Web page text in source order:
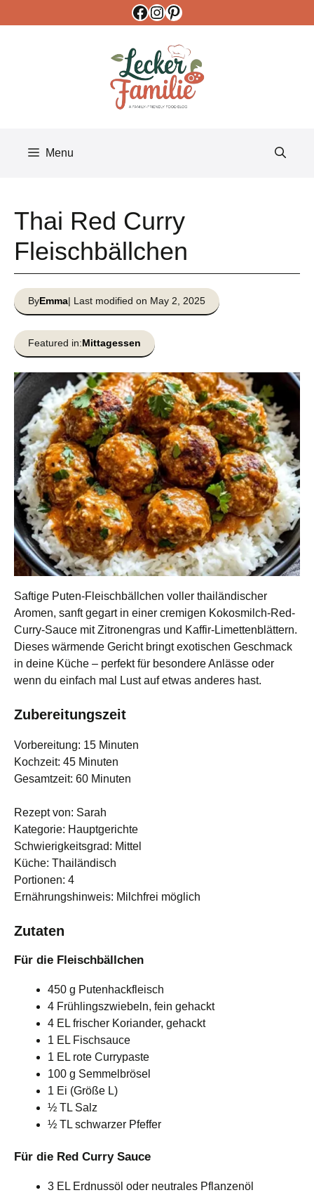
Facebook
Instagram
Pinterest
Menu
Thai Red Curry
Fleischbällchen
ByEmma| Last modified on May 2, 2025
Featured in:Mittagessen
Saftige Puten-Fleischbällchen voller thailändischer
Aromen, sanft gegart in einer cremigen Kokosmilch-Red-
Curry-Sauce mit Zitronengras und Kaffir-Limettenblättern.
Dieses wärmende Gericht bringt exotischen Geschmack
in deine Küche – perfekt für besondere Anlässe oder
wenn du einfach mal Lust auf etwas anderes hast.
Zubereitungszeit
Vorbereitung: 15 Minuten
Kochzeit: 45 Minuten
Gesamtzeit: 60 Minuten
Rezept von: Sarah
Kategorie: Hauptgerichte
Schwierigkeitsgrad: Mittel
Küche: Thailändisch
Portionen: 4
Ernährungshinweis: Milchfrei möglich
Zutaten
Für die Fleischbällchen
450 g Putenhackfleisch
4 Frühlingszwiebeln, fein gehackt
4 EL frischer Koriander, gehackt
1 EL Fischsauce
1 EL rote Currypaste
100 g Semmelbrösel
1 Ei (Größe L)
½ TL Salz
½ TL schwarzer Pfeffer
Für die Red Curry Sauce
3 EL Erdnussöl oder neutrales Pflanzenöl